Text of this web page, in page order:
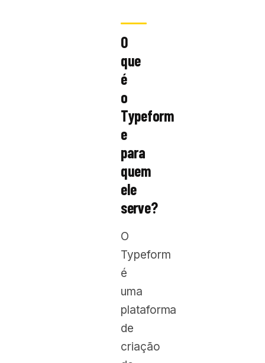
O
que
é
o
Typeform
e
para
quem
ele
serve?
O
Typeform
é
uma
plataforma
de
criação